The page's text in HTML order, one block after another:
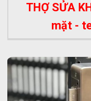
THỢ SỬA
mặt -